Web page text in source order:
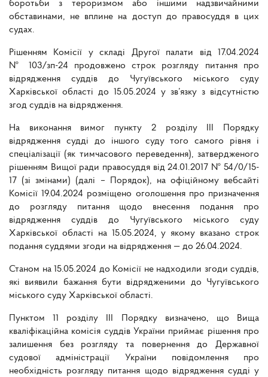
боротьби з тероризмом або іншими надзвичайними
обставинами, не вплине на доступ до правосуддя в цих
судах.
Рішенням Комісії у складі Другої палати від 17.04.2024
№ 103/зп-24 продовжено строк розгляду питання про
відрядження суддів до Чугуївського міського суду
Харківської області до 15.05.2024 у зв’язку з відсутністю
згод суддів на відрядження.
На виконання вимог пункту 2 розділу III Порядку
відрядження судді до іншого суду того самого рівня і
спеціалізації (як тимчасового переведення), затвердженого
рішенням Вищої ради правосуддя від 24.01.2017 № 54/0/15-
17 (зі змінами) (далі – Порядок), на офіційному вебсайті
Комісії 19.04.2024 розміщено оголошення про призначення
до розгляду питання щодо внесення подання про
відрядження суддів до Чугуївського міського суду
Харківської області на 15.05.2024, у якому вказано строк
подання суддями згоди на відрядження — до 26.04.2024.
Станом на 15.05.2024 до Комісії не надходили згоди суддів,
які виявили бажання бути відрядженими до Чугуївського
міського суду Харківської області.
Пунктом 11 розділу ІІІ Порядку визначено, що Вища
кваліфікаційна комісія суддів України приймає рішення про
залишення без розгляду та повернення до Державної
судової адміністрації України повідомлення про
необхідність розгляду питання щодо відрядження судді у